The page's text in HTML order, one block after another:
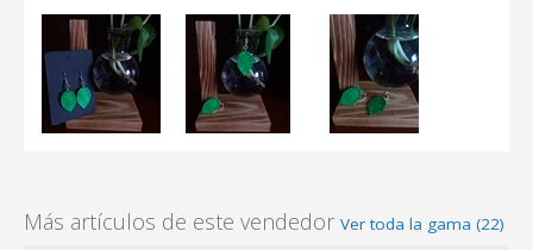
Más artículos de este vendedor Ver toda la gama (22)